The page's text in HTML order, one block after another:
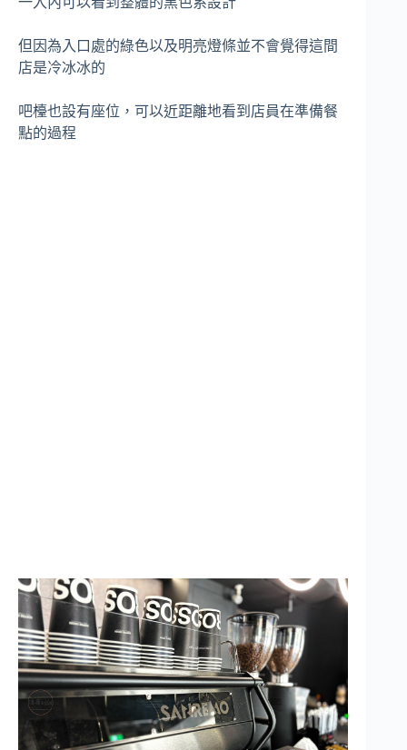
但因為入口處的綠色以及明亮燈條並不會覺得這間
店是冷冰冰的
吧檯也設有座位，可以近距離地看到店員在準備餐
點的過程